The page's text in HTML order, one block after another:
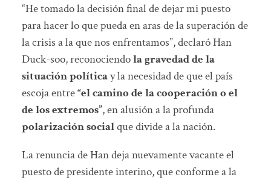
“He tomado la decisión final de dejar mi puesto
para hacer lo que pueda en aras de la superación de
la crisis a la que nos enfrentamos”, declaró Han
Duck-soo, reconociendola gravedad de la
situación políticay la necesidad de que el país
escoja entre“el camino de la cooperación o el
de los extremos”, en alusión a la profunda
polarización socialque divide a la nación.
La renuncia de Han deja nuevamente vacante el
puesto de presidente interino, que conforme a la